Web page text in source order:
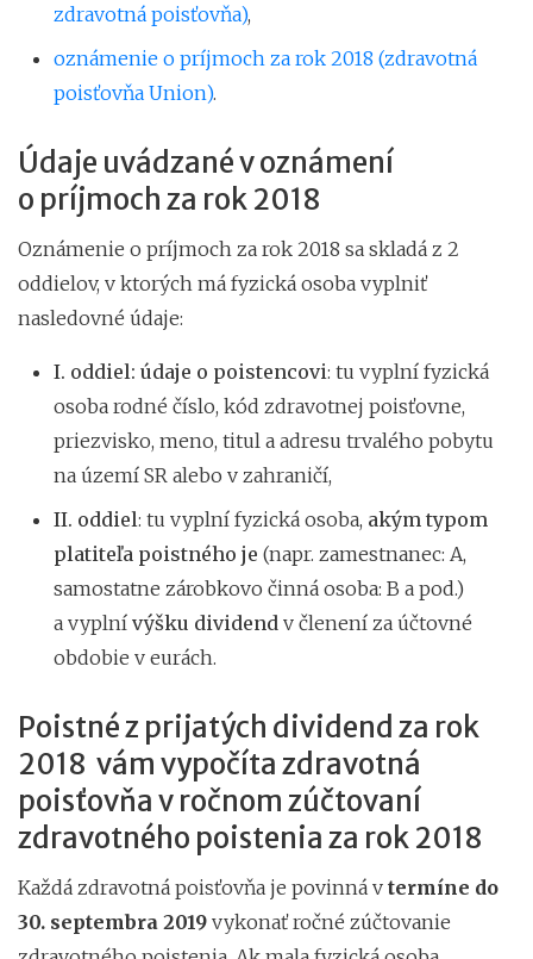
zdravotná poisťovňa),
oznámenie o príjmoch za rok 2018 (zdravotná
poisťovňa Union).
Údaje uvádzané v oznámení
o príjmoch za rok 2018
Oznámenie o príjmoch za rok 2018 sa skladá z 2
oddielov, v ktorých má fyzická osoba vyplniť
nasledovné údaje:
I. oddiel: údaje o poistencovi: tu vyplní fyzická
osoba rodné číslo, kód zdravotnej poisťovne,
priezvisko, meno, titul a adresu trvalého pobytu
na území SR alebo v zahraničí,
II. oddiel: tu vyplní fyzická osoba, akým typom
platiteľa poistného je (napr. zamestnanec: A,
samostatne zárobkovo činná osoba: B a pod.)
a vyplní výšku dividend v členení za účtovné
obdobie v eurách.
Poistné z prijatých dividend za rok
2018 vám vypočíta zdravotná
poisťovňa v ročnom zúčtovaní
zdravotného poistenia za rok 2018
Každá zdravotná poisťovňa je povinná v termíne do
30. septembra 2019 vykonať ročné zúčtovanie